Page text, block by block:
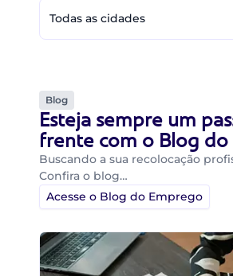
Todas as cidades
Blog
Esteja sempre um
frente com o Blog
Buscando a sua recolocação
Confira o blog…
Acesse o Blog do Emprego